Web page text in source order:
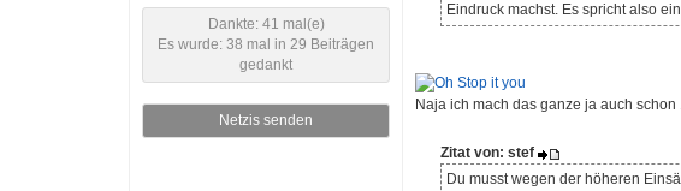
Dankte: 41 mal(e)
Es wurde: 38 mal in 29 Beiträgen
gedankt
Netzis senden
Eindruck machst. Es spricht also
Naja ich mach das ganze ja auch schon
Zitat von: stef
Du musst wegen der höheren